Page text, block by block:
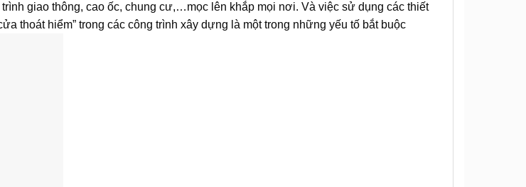
giao thông, cao ốc, chung cư,…mọc lên khắp mọi nơi. Và việc sử dụng các thiết
thoát hiểm” trong các công trình xây dựng là một trong những yếu tố bắt buộc